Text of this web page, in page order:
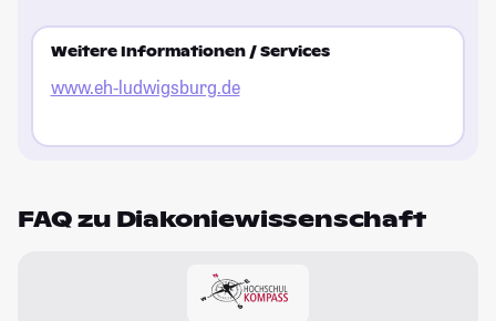
Weitere Informationen / Services
www.eh-ludwigsburg.de
FAQ zu Diakoniewissenschaft